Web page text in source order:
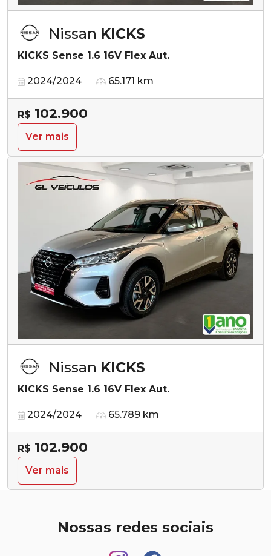
Nissan KICKS
KICKS Sense 1.6 16V Flex Aut.
2024/2024 65.171 km
R$ 102.900
Ver mais
Nissan KICKS
KICKS Sense 1.6 16V Flex Aut.
2024/2024 65.789 km
R$ 102.900
Ver mais
Nossas redes sociais